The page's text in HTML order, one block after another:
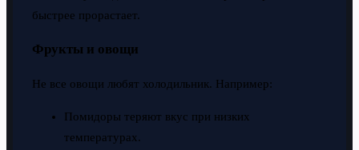
быстрее прорастает.
Фрукты и овощи
Не все овощи любят холодильник. Например:
Помидоры теряют вкус при низких
температурах.